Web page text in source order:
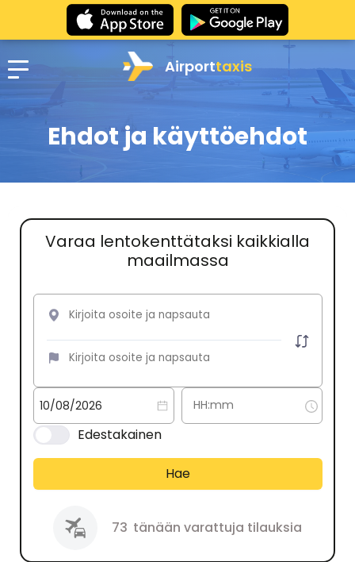
Airporttaxis
Ehdot ja käyttöehdot
Varaa lentokenttätaksi kaikkialla
maailmassa
Edestakainen
Hae
73 tänään varattuja tilauksia